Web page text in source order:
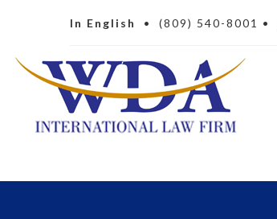
In English • (809) 540-8001 •